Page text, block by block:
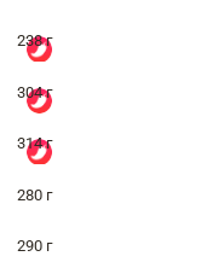
238 г
304 г
314 г
280 г
290 г